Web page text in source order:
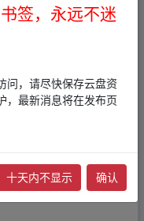
源，其版权归版权方
，本站无法操作相
的合法版权，请点击
链接指向的资源存
签，永远不迷
问，请尽快保存云盘资
，最新消息将在发布页
十天内不显示 确认